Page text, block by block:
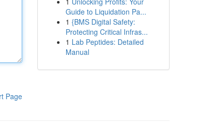
Page
Guide to Liquidation Pa...
1 {BMS Digital Safety:
Protecting Critical Infras...
1 Lab Peptides: Detailed
Manual